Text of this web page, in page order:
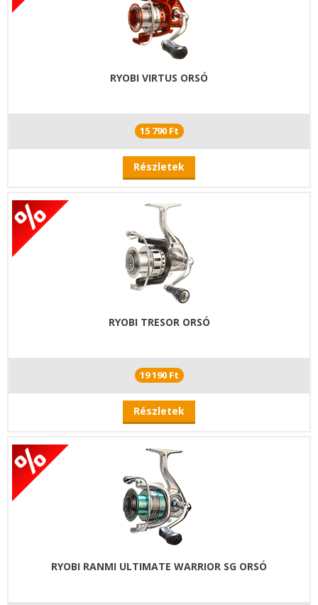
RYOBI VIRTUS ORSÓ
15 790 Ft
Részletek
RYOBI TRESOR ORSÓ
19 190 Ft
Részletek
RYOBI RANMI ULTIMATE WARRIOR SG ORSÓ